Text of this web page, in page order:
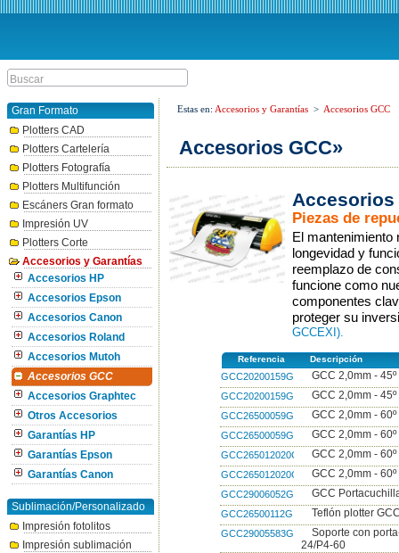
Gran Formato
Plotters CAD
Plotters Cartelería
Plotters Fotografía
Plotters Multifunción
Escáners Gran formato
Impresión UV
Plotters Corte
Accesorios y Garantías
Accesorios HP
Accesorios Epson
Accesorios Canon
Accesorios Roland
Accesorios Mutoh
Accesorios GCC
Accesorios Graphtec
Otros Accesorios
Garantías HP
Garantías Epson
Garantías Canon
Sublimación/Personalizado
Impresión fotolitos
Impresión sublimación
Estas en: Accesorios y Garantías > Accesorios GCC
Accesorios GCC»
Accesorios
Piezas de
El mantenimiento
longevidad y
reemplazo de
funcione como
componentes
proteger su
GCCEXI).
Referencia Descripción
GCC20200159G GCC 2,0mm -
GCC20200159G5 GCC 2,0mm -
GCC26500059G GCC 2,0mm -
GCC26500059G3 GCC 2,0mm -
GCC265012020G GCC 2,0mm -
GCC265012020G3 GCC 2,0mm -
GCC29006052G GCC
GCC26500112G Teflón plotter
GCC29005583G
Soporte con
24/P4-60